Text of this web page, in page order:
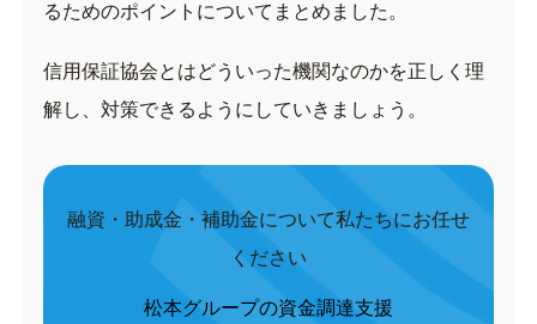
るためのポイントについてまとめました。
信用保証協会とはどういった機関なのかを正しく理
解し、対策できるようにしていきましょう。
融資・助成金・補助金について私たちにお任せ
ください
松本グループの資金調達支援